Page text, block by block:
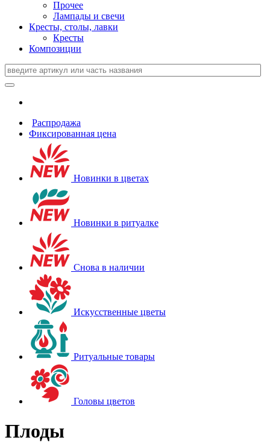
Прочее
Лампады и свечи
Кресты, столы, лавки
Кресты
Композиции
Распродажа
Фиксированная цена
Новинки в цветах
Новинки в ритуалке
Снова в наличии
Искусственные цветы
Ритуальные товары
Головы цветов
Плоды